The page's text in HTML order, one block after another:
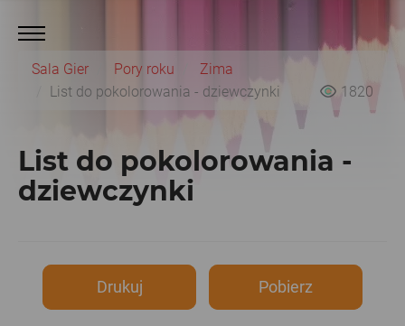
Sala Gier Pory roku
Zima
List do pokolorowania - dziewczynki
1820
List do pokolorowania -
dziewczynki
Drukuj Pobierz